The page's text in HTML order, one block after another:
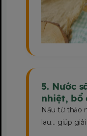
5. Nước
nhiệt, bổ
Nấu từ thảo
lau... giúp